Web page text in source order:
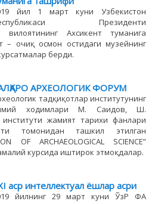
йил 1 март куни Узбекистон
Президенти
Ахсикент туманига
– очиқ осмон остидаги музейнинг
берди.
АРХЕОЛОГИК ФОРУМ
тадқиқотлар институтунинг
ходимлари М. Саидов, Ш.
жамият тарихи фанлари
томонидан ташкил этилган
OF ARCHAEOLOGICAL SCIENCE”
курсида иштирок этмоқдалар.
аср интеллектуал ёшлар асри
йилнинг 29 март куни ЎзР ФА